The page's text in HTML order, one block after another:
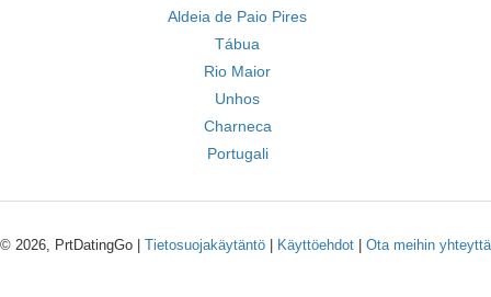
Aldeia de Paio Pires
Tábua
Rio Maior
Unhos
Charneca
Portugali
© 2026, PrtDatingGo | Tietosuojakäytäntö Käyttöehdot Ota meihin yhteyttä